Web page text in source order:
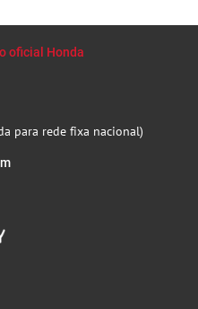
oficial Honda
para rede fixa nacional)